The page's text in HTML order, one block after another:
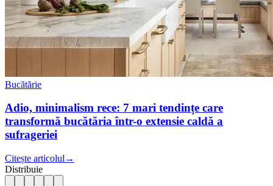
Bucătărie
Adio, minimalism rece: 7 mari tendințe care
transformă bucătăria într-o extensie caldă a
sufrageriei
Citește articolul →
Distribuie